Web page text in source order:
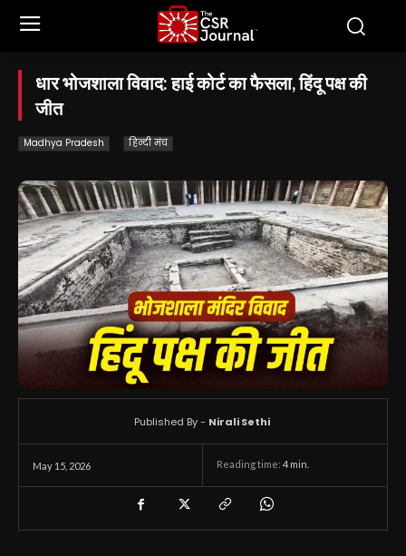
धार भोजशाला विवाद: हाई कोर्ट का फैसला, हिंदू पक्ष की
जीत
Madhya Pradesh हिन्दी मंच
May 15, 2026 Reading time: 4 min.
Published By - Nirali Sethi